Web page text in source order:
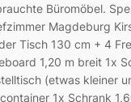
Büromöbel.
Magdeburg
Tisch 130 cm + 4
1,20 m breit 1x
(etwas kleiner
1x Schrank